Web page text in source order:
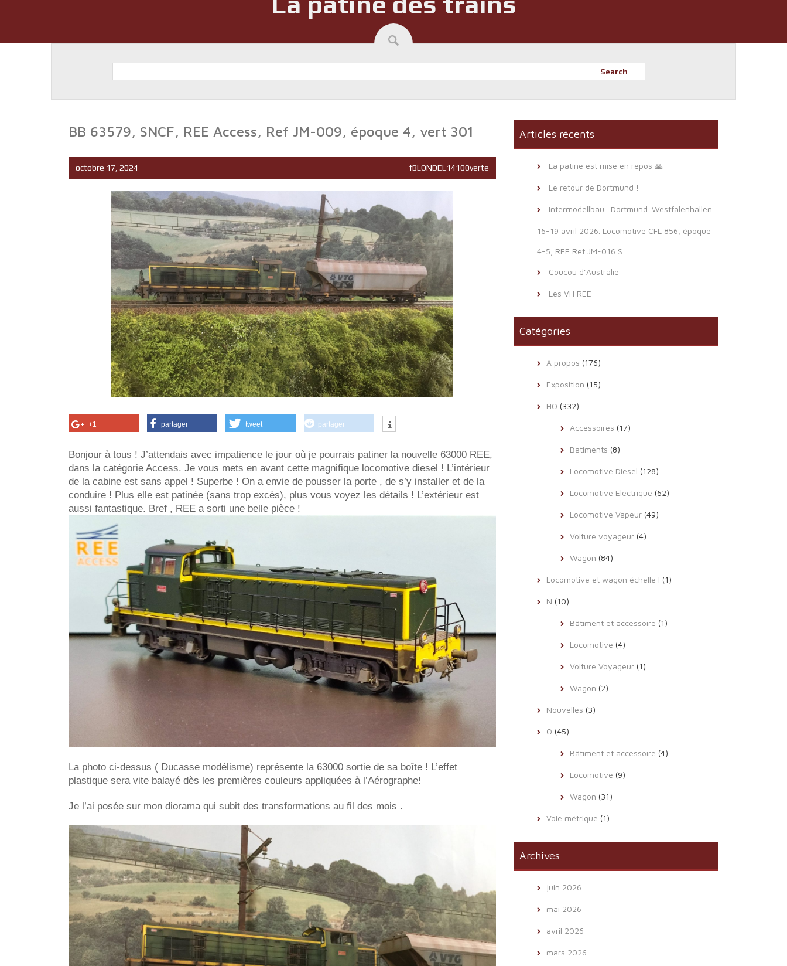
Search
BB 63579, SNCF, REE Access, Ref JM-009, époque 4, vert 301
octobre 17, 2024 fBLONDEL14100verte
+1 partager tweet partager
Bonjour à tous ! J’attendais avec impatience le jour où je pourrais patiner la nouvelle 63000 REE,
dans la catégorie Access. Je vous mets en avant cette magnifique locomotive diesel ! L’intérieur
de la cabine est sans appel ! Superbe ! On a envie de pousser la porte , de s’y installer et de la
conduire ! Plus elle est patinée (sans trop excès), plus vous voyez les détails ! L’extérieur est
aussi fantastique. Bref , REE a sorti une belle pièce !
La photo ci-dessus ( Ducasse modélisme) représente la 63000 sortie de sa boîte ! L’effet
plastique sera vite balayé dès les premières couleurs appliquées à l’Aérographe!
Je l’ai posée sur mon diorama qui subit des transformations au fil des mois .
Articles récents
La patine est mise en repos 🙏
Le retour de Dortmund !
Intermodellbau . Dortmund. Westfalenhallen.
16-19 avril 2026. Locomotive CFL 856, époque
4-5, REE Ref JM-016 S
Coucou d’Australie
Les VH REE
Catégories
A propos (176)
Exposition (15)
HO (332)
Accessoires (17)
Batiments (8)
Locomotive Diesel (128)
Locomotive Electrique (62)
Locomotive Vapeur (49)
Voiture voyageur (4)
Wagon (84)
Locomotive et wagon échelle I (1)
N (10)
Bâtiment et accessoire (1)
Locomotive (4)
Voiture Voyageur (1)
Wagon (2)
Nouvelles (3)
O (45)
Bâtiment et accessoire (4)
Locomotive (9)
Wagon (31)
Voie métrique (1)
Archives
juin 2026
mai 2026
avril 2026
mars 2026